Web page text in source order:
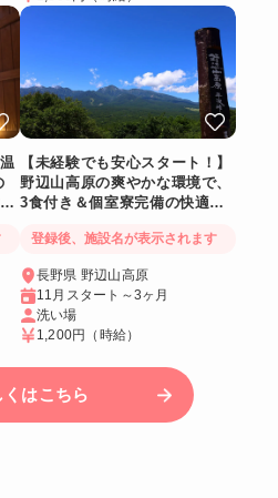
【未経験でも安心スタート！】
野辺山高原の爽やかな環境で、
3食付き＆個室寮完備の快適リ
登録後、施設名が表示されます
長野県 野辺山高原
11月スタート～3ヶ月
洗い場
1,200円
（時給）
くはこちら